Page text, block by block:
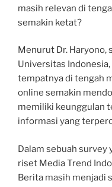
masih relevan di
semakin ketat?
Menurut Dr. Haryono,
Universitas
tempatnya di tengah
online semakin
memiliki keunggulan
informasi yang
Dalam sebuah survey
riset Media Trend
Berita masih menjadi